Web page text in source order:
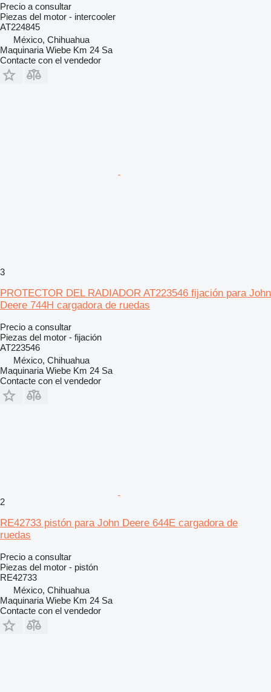
Precio a consultar
Piezas del motor - intercooler
AT224845
México, Chihuahua
Maquinaria Wiebe Km 24 Sa
Contacte con el vendedor
3
PROTECTOR DEL RADIADOR AT223546 fijación para John
Deere 744H cargadora de ruedas
Precio a consultar
Piezas del motor - fijación
AT223546
México, Chihuahua
Maquinaria Wiebe Km 24 Sa
Contacte con el vendedor
2
RE42733 pistón para John Deere 644E cargadora de
ruedas
Precio a consultar
Piezas del motor - pistón
RE42733
México, Chihuahua
Maquinaria Wiebe Km 24 Sa
Contacte con el vendedor